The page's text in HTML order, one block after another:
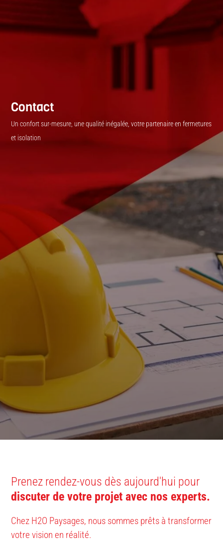
Contact
Un confort sur-mesure, une qualité inégalée, votre partenaire en fermetures
et isolation
Prenez rendez-vous dès aujourd'hui pour
discuter de votre projet avec nos experts.
Chez H2O Paysages, nous sommes prêts à transformer
votre vision en réalité.